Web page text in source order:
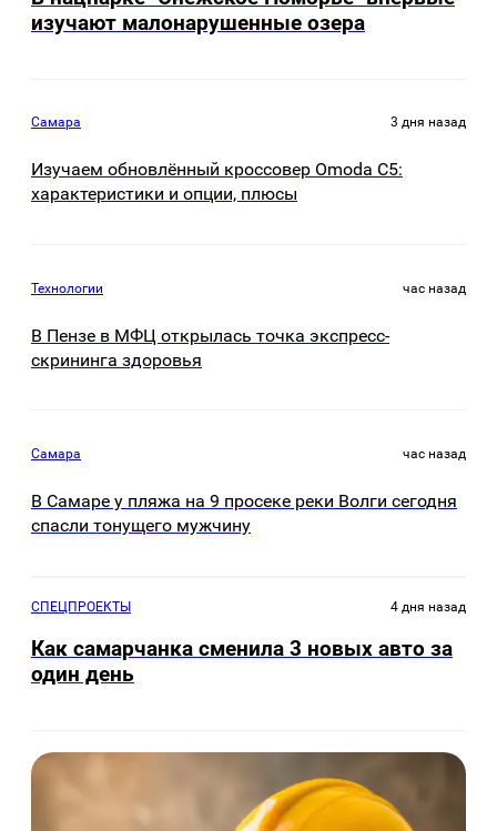
изучают малонарушенные озера
Самара 3 дня назад
Изучаем обновлённый кроссовер Omoda C5:
характеристики и опции, плюсы
Технологии час назад
В Пензе в МФЦ открылась точка экспресс-
скрининга здоровья
Самара час назад
В Самаре у пляжа на 9 просеке реки Волги сегодня
спасли тонущего мужчину
СПЕЦПРОЕКТЫ 4 дня назад
Как самарчанка сменила 3 новых авто за
один день